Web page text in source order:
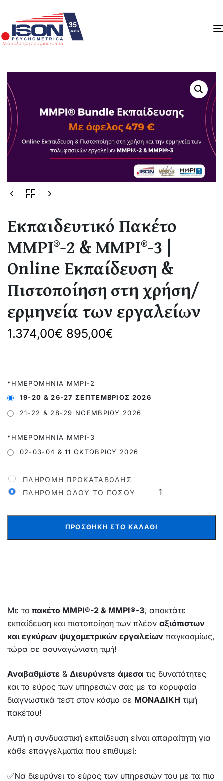
Εκπαιδευτικό Πακέτο
MMPI®-2 & MMPI®-3 |
Online Εκπαίδευση &
Πιστοποίηση στη χρήση/
ερμηνεία των εργαλείων
1.374,00€ 895,00€
*ΗΜΕΡΟΜΗΝΊΑ MMPI-2
19-20 & 26-27 ΣΕΠΤΈΜΒΡΙΟΣ 2026
21-22 & 28-29 ΝΟΕΜΒΡΊΟΥ 2026
*ΗΜΕΡΟΜΗΝΊΑ MMPI-3
02-03-04 & 11 ΟΚΤΩΒΡΊΟΥ 2026
ΠΛΗΡΩΜΉ ΠΡΟΚΑΤΑΒΟΛΉΣ
ΠΛΗΡΩΜΉ ΌΛΟΥ ΤΟ ΠΟΣΟΎ
ΠΡΟΣΘΉΚΗ ΣΤΟ ΚΑΛΆΘΙ
Με το πακέτο MMPI®-2 & MMPI®-3, αποκτάτε
εκπαίδευση και πιστοποίηση των πλέον αξιόπιστων
και εγκύρων ψυχομετρικών εργαλείων παγκοσμίως,
τώρα σε ασυναγώνιστη τιμή!
Αναβαθμίστε & Διευρύνετε άμεσα τις δυνατότητες
και το εύρος των υπηρεσιών σας με τα κορυφαία
διαγνωστικά τεστ στον κόσμο σε ΜΟΝΑΔΙΚΗ τιμή
πακέτου!
Αυτή η συνδυαστική εκπαίδευση είναι απαραίτητη για
κάθε επαγγελματία που επιθυμεί:
✅Να διευρύνει το εύρος των υπηρεσιών του με τα πιο